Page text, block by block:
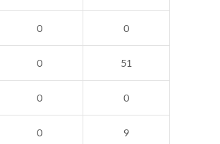
0 0
0 51
0 0
0 9